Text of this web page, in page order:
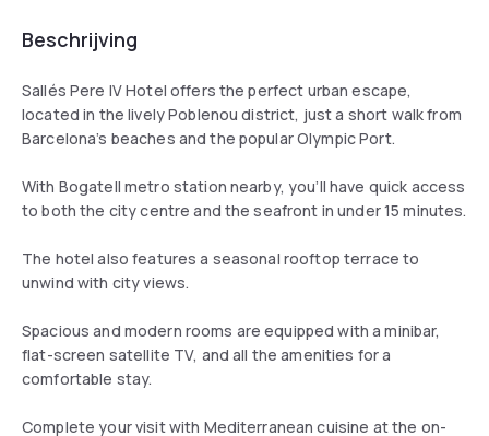
Beschrijving
Sallés Pere IV Hotel offers the perfect urban escape,
located in the lively Poblenou district, just a short walk from
Barcelona’s beaches and the popular Olympic Port.
With Bogatell metro station nearby, you’ll have quick access
to both the city centre and the seafront in under 15 minutes.
The hotel also features a seasonal rooftop terrace to
unwind with city views.
Spacious and modern rooms are equipped with a minibar,
flat-screen satellite TV, and all the amenities for a
comfortable stay.
Complete your visit with Mediterranean cuisine at the on-